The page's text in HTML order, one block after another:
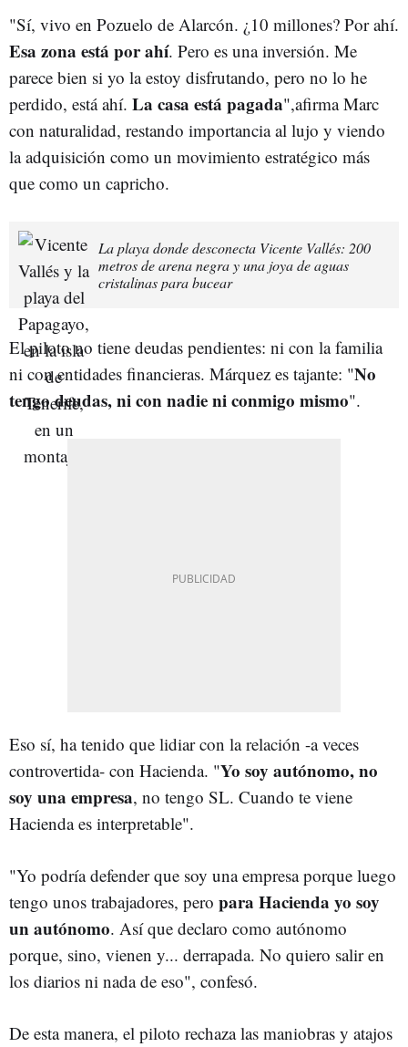
"Sí, vivo en Pozuelo de Alarcón. ¿10 millones? Por ahí.
Esa zona está por ahí. Pero es una inversión. Me
parece bien si yo la estoy disfrutando, pero no lo he
perdido, está ahí. La casa está pagada",afirma Marc
con naturalidad, restando importancia al lujo y viendo
la adquisición como un movimiento estratégico más
que como un capricho.
La playa donde desconecta Vicente Vallés: 200
metros de arena negra y una joya de aguas
cristalinas para bucear
El piloto no tiene deudas pendientes: ni con la familia
ni con entidades financieras. Márquez es tajante: "No
tengo deudas, ni con nadie ni conmigo mismo".
Eso sí, ha tenido que lidiar con la relación -a veces
controvertida- con Hacienda. "Yo soy autónomo, no
soy una empresa, no tengo SL. Cuando te viene
Hacienda es interpretable".
"Yo podría defender que soy una empresa porque luego
tengo unos trabajadores, pero para Hacienda yo soy
un autónomo. Así que declaro como autónomo
porque, sino, vienen y... derrapada. No quiero salir en
los diarios ni nada de eso", confesó.
De esta manera, el piloto rechaza las maniobras y atajos